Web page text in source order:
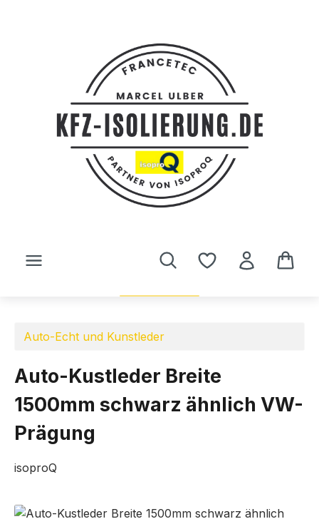
Auto-Echt und Kunstleder
Auto-Kustleder Breite
1500mm schwarz ähnlich VW-
Prägung
isoproQ
Bildergalerie überspringen